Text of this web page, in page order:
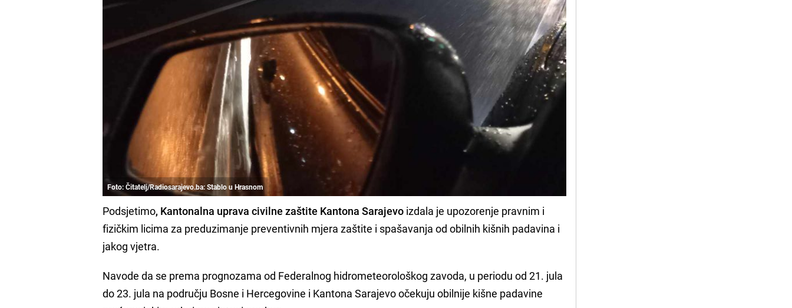
Foto: Čitatelj/Radiosarajevo.ba: Stablo u Hrasnom
Podsjetimo, Kantonalna uprava civilne zaštite Kantona Sarajevo izdala je upozorenje pravnim i
fizičkim licima za preduzimanje preventivnih mjera zaštite i spašavanja od obilnih kišnih padavina i
jakog vjetra.
Navode da se prema prognozama od Federalnog hidrometeorološkog zavoda, u periodu od 21. jula
do 23. jula na području Bosne i Hercegovine i Kantona Sarajevo očekuju obilnije kišne padavine